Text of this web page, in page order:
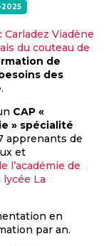
2025
Viadène
du couteau de
de
des
.
CAP «
» spécialité
apprenants de
et
l’académie de
lycée La
en
par an.